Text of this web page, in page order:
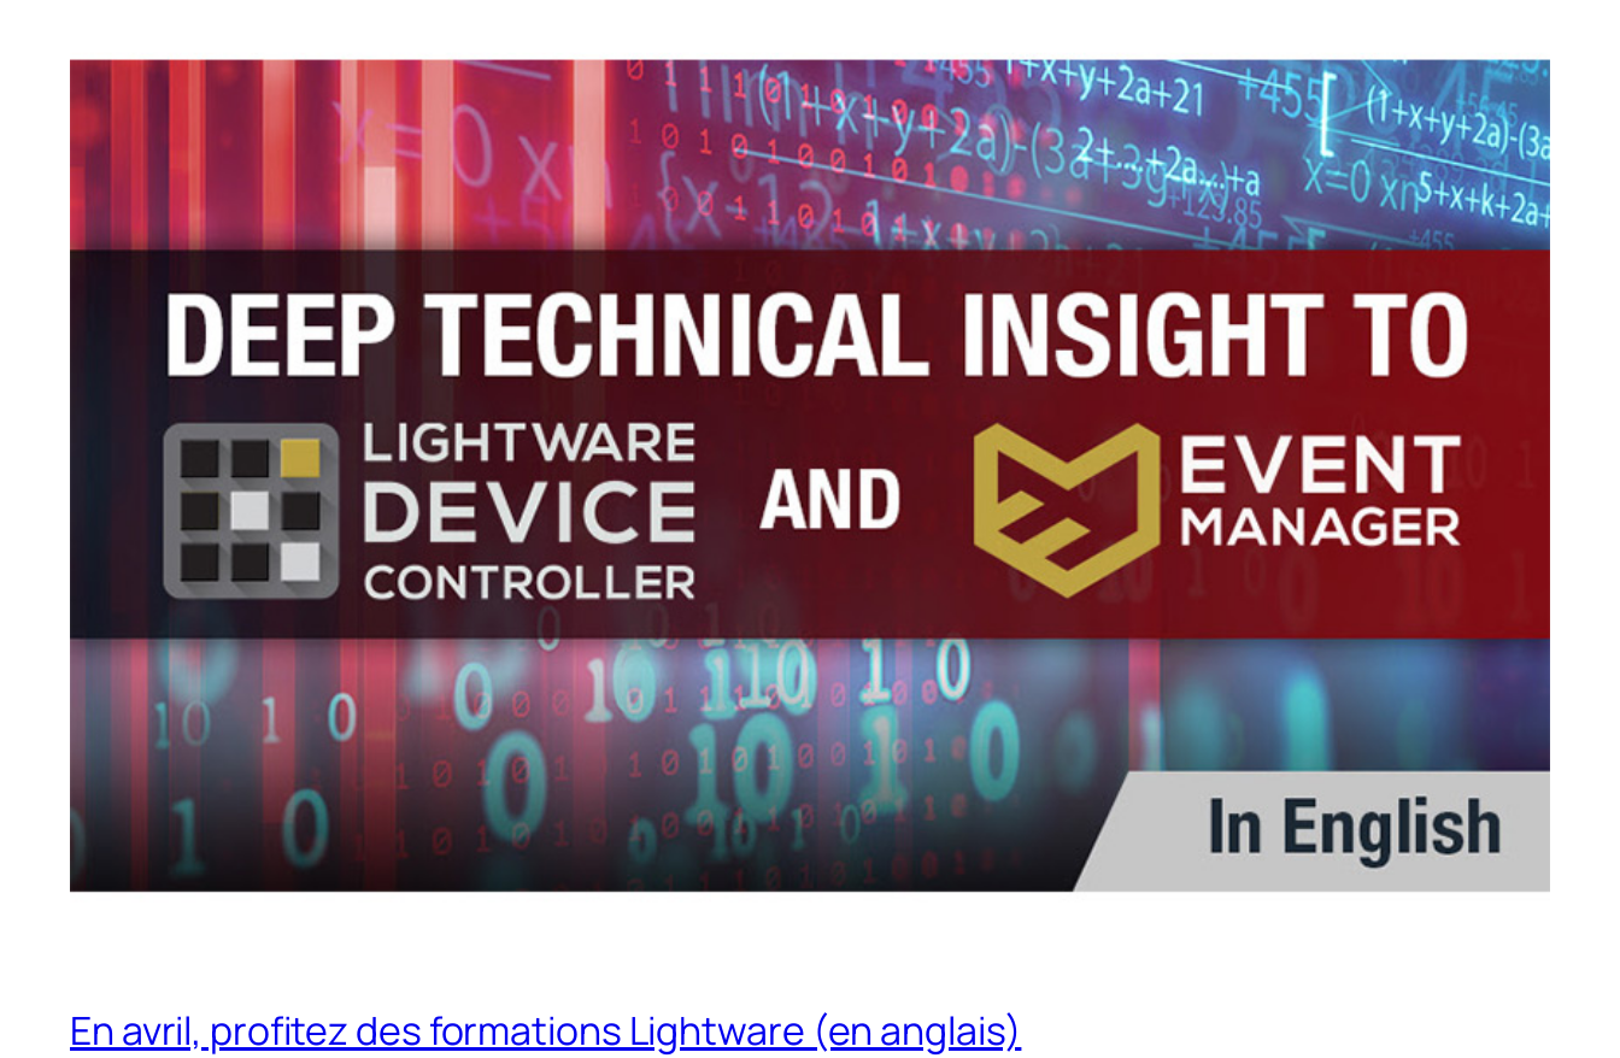
En avril, profitez des formations Lightware (en anglais)